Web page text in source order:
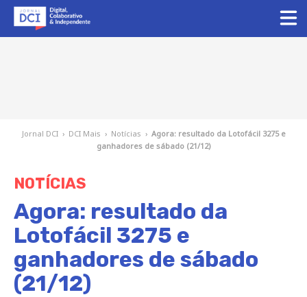
Jornal DCI › DCI Mais › Notícias › Agora: resultado da Lotofácil 3275 e
ganhadores de sábado (21/12)
NOTÍCIAS
Agora: resultado da
Lotofácil 3275 e
ganhadores de sábado
(21/12)